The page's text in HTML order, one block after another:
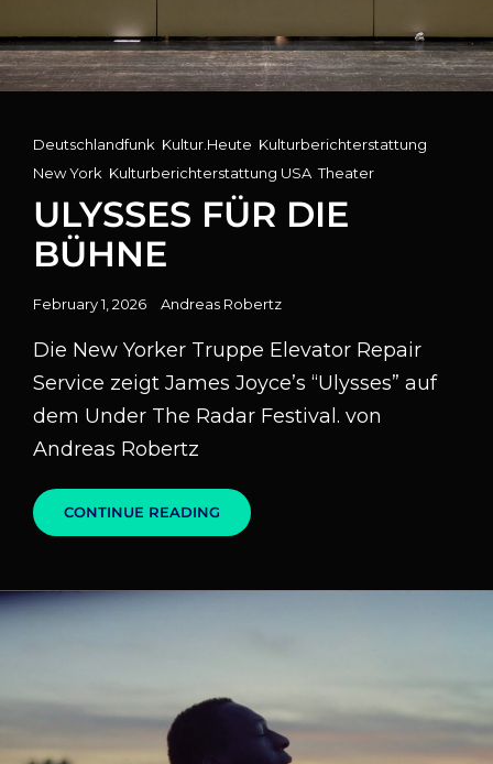
Cat
Links
Deutschlandfunk Kultur.Heute Kulturberichterstattung
New York Kulturberichterstattung USA ,Theater
ULYSSES FÜR DIE
BÜHNE
Posted
February 1, 2026 Andreas Robertz
Die New Yorker Truppe Elevator Repair
Service zeigt James Joyce’s “Ulysses” auf
dem Under The Radar Festival. von
Andreas Robertz
CONTINUE READING ULYSSES
FÜR